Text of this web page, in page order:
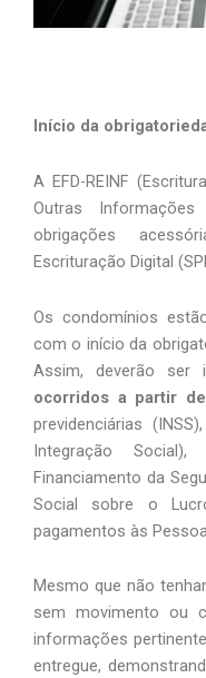
Início da
A EFD-REINF
Outras
obrigações
Escrituração Digital
Os condomínios
com o início da
Assim, deverão ser
ocorridos a partir
previdenciárias
Integração
Financiamento da
Social sobre o
pagamentos às
Mesmo que não
sem movimento ou
informações
entregue,